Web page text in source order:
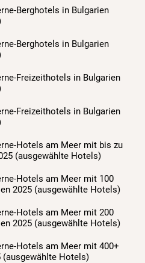
Berghotels in Bulgarien
Berghotels in Bulgarien
Freizeithotels in Bulgarien
Freizeithotels in Bulgarien
Hotels am Meer mit bis zu
(ausgewählte Hotels)
Hotels am Meer mit 100
2025 (ausgewählte Hotels)
Hotels am Meer mit 200
2025 (ausgewählte Hotels)
Hotels am Meer mit 400+
(ausgewählte Hotels)